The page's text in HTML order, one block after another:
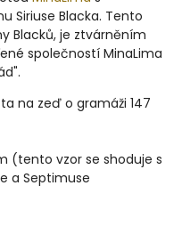
Siriuse Blacka. Tento
Blacků, je ztvárněním
společností MinaLima
na zeď o gramáži 147
(tento vzor se shoduje s
a Septimuse